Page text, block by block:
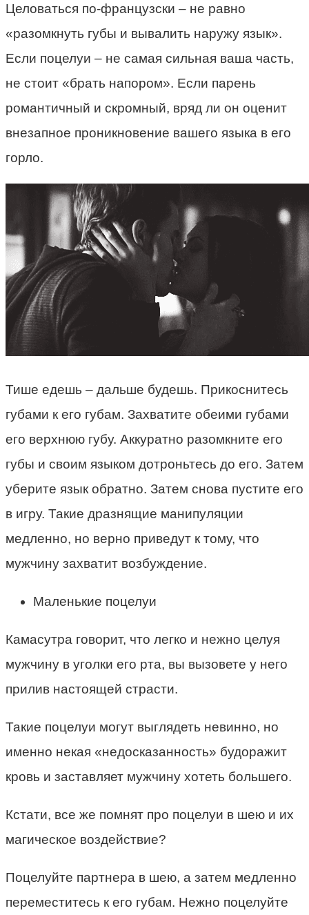
Целоваться по-французски – не равно
«разомкнуть губы и вывалить наружу язык».
Если поцелуи – не самая сильная ваша часть,
не стоит «брать напором». Если парень
романтичный и скромный, вряд ли он оценит
внезапное проникновение вашего языка в его
горло.
Тише едешь – дальше будешь. Прикоснитесь
губами к его губам. Захватите обеими губами
его верхнюю губу. Аккуратно разомкните его
губы и своим языком дотроньтесь до его. Затем
уберите язык обратно. Затем снова пустите его
в игру. Такие дразнящие манипуляции
медленно, но верно приведут к тому, что
мужчину захватит возбуждение.
Маленькие поцелуи
Камасутра говорит, что легко и нежно целуя
мужчину в уголки его рта, вы вызовете у него
прилив настоящей страсти.
Такие поцелуи могут выглядеть невинно, но
именно некая «недосказанность» будоражит
кровь и заставляет мужчину хотеть большего.
Кстати, все же помнят про поцелуи в шею и их
магическое воздействие?
Поцелуйте партнера в шею, а затем медленно
переместитесь к его губам. Нежно поцелуйте